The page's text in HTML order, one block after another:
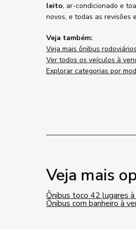
leito, ar-condicionado e
novos, e todas as revisões
Veja também:
Veja mais ônibus
Ver todos os veículos à
Explorar categorias por
Veja mais
Ônibus toco 42 lugares à
Ônibus com banheiro à